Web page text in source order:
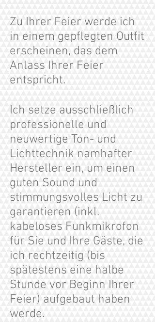
Zu Ihrer Feier werde ich
in einem gepflegten Outfit
erscheinen, das dem
Anlass Ihrer Feier
entspricht.
Ich setze ausschließlich
professionelle und
neuwertige Ton- und
Lichttechnik namhafter
Hersteller ein, um einen
guten Sound und
stimmungsvolles Licht zu
garantieren (inkl.
kabeloses Funkmikrofon
für Sie und Ihre Gäste, die
ich rechtzeitig (bis
spätestens eine halbe
Stunde vor Beginn Ihrer
Feier) aufgebaut haben
werde.